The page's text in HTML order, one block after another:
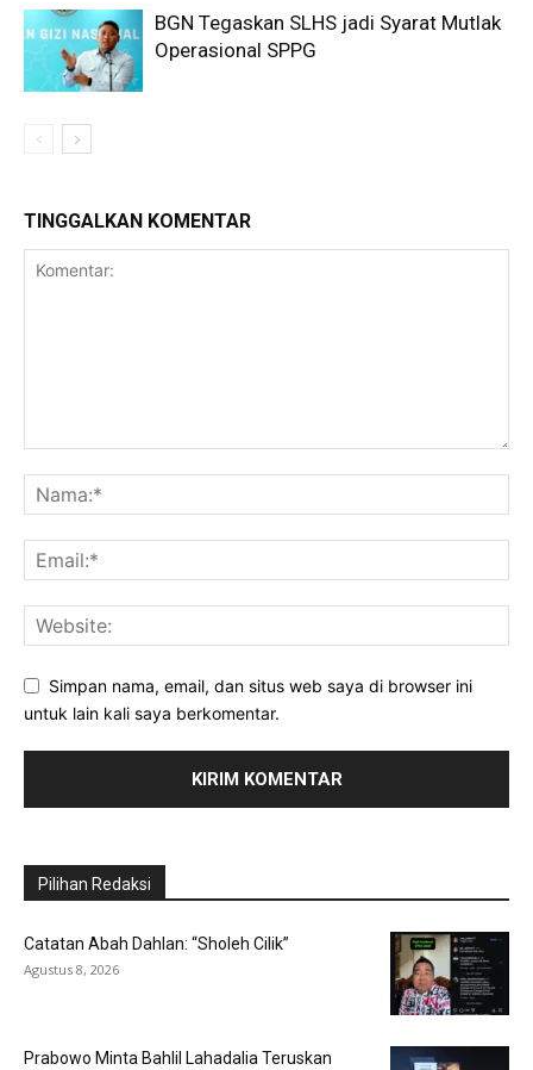
BGN Tegaskan SLHS jadi Syarat Mutlak
Operasional SPPG
TINGGALKAN KOMENTAR
Simpan nama, email, dan situs web saya di browser ini
untuk lain kali saya berkomentar.
Pilihan Redaksi
Catatan Abah Dahlan: “Sholeh Cilik”
Agustus 8, 2026
Prabowo Minta Bahlil Lahadalia Teruskan